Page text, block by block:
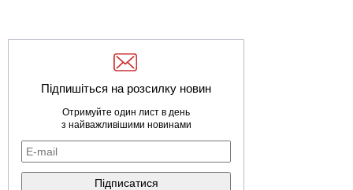
Підпишіться на розсилку новин
Отримуйте один лист в день
з найважливішими новинами